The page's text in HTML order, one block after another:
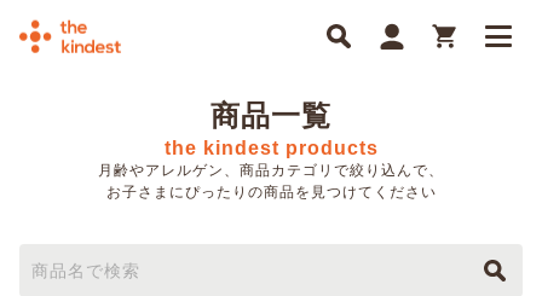
商品一覧
the kindest products
月齢やアレルゲン、商品カテゴリで絞り込んで、
お子さまにぴったりの商品を見つけてください